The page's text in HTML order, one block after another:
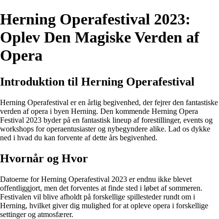
Herning Operafestival 2023:
Oplev Den Magiske Verden af
Opera
Introduktion til Herning Operafestival
Herning Operafestival er en årlig begivenhed, der fejrer den fantastiske
verden af opera i byen Herning. Den kommende Herning Opera
Festival 2023 byder på en fantastisk lineup af forestillinger, events og
workshops for operaentusiaster og nybegyndere alike. Lad os dykke
ned i hvad du kan forvente af dette års begivenhed.
Hvornår og Hvor
Datoerne for Herning Operafestival 2023 er endnu ikke blevet
offentliggjort, men det forventes at finde sted i løbet af sommeren.
Festivalen vil blive afholdt på forskellige spillesteder rundt om i
Herning, hvilket giver dig mulighed for at opleve opera i forskellige
settinger og atmosfærer.